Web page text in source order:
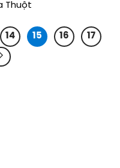
Thuột
14 15 16 17